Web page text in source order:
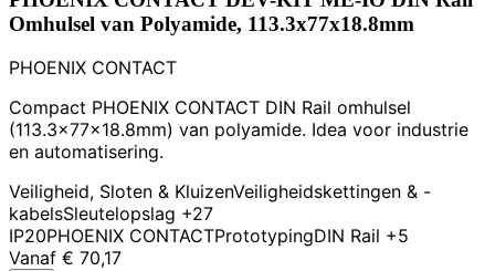
Omhulsel van Polyamide, 113.3x77x18.8mm
PHOENIX CONTACT
Compact PHOENIX CONTACT DIN Rail omhulsel
(113.3x77x18.8mm) van polyamide. Idea voor industrie
en automatisering.
Veiligheid, Sloten & KluizenVeiligheidskettingen & -
kabelsSleutelopslag +27
IP20PHOENIX CONTACTPrototypingDIN Rail +5
Vanaf € 70,17